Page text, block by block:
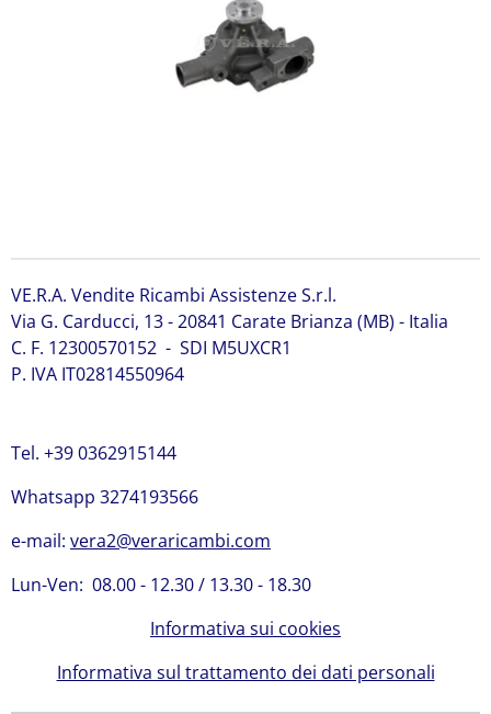
VE.R.A. Vendite Ricambi Assistenze S.r.l.
Via G. Carducci, 13 - 20841 Carate Brianza (MB) - Italia
C. F. 12300570152 - SDI M5UXCR1
P. IVA IT02814550964
Tel. +39 0362915144
Whatsapp 3274193566
e-mail: vera2@veraricambi.com
Lun-Ven: 08.00 - 12.30 / 13.30 - 18.30
Informativa sui cookies
Informativa sul trattamento dei dati personali